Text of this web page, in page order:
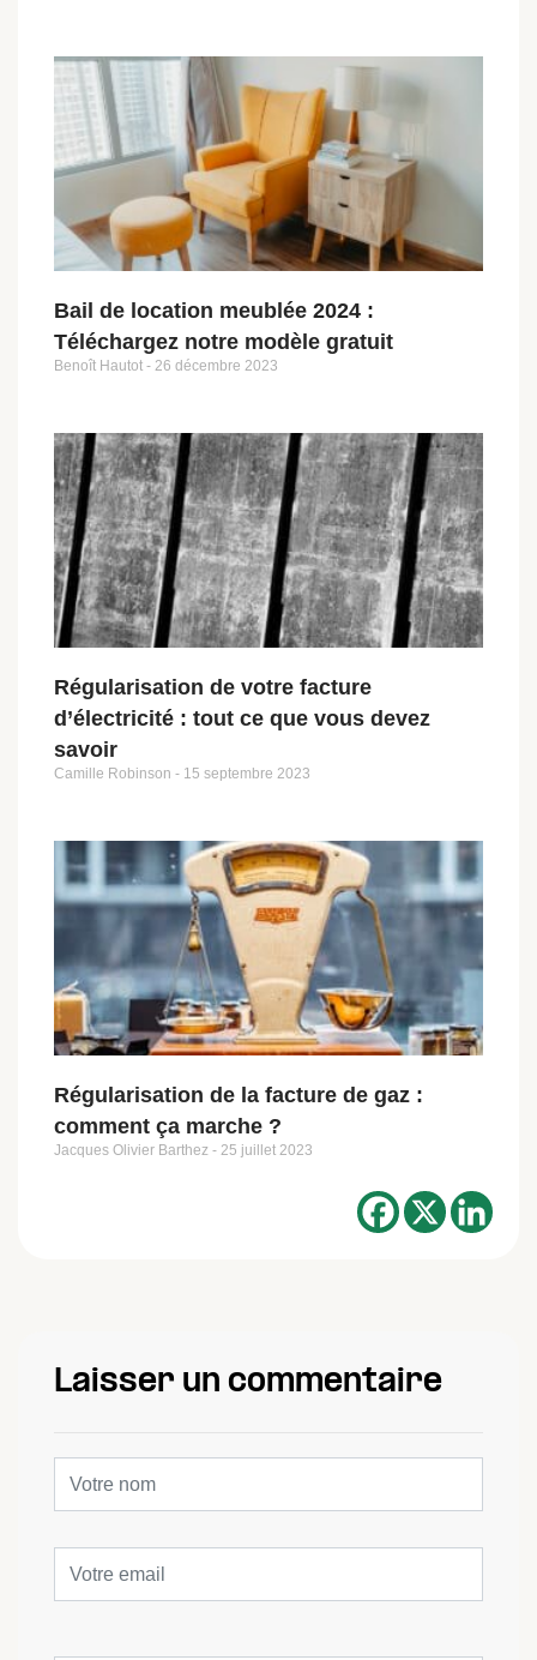
Bail de location meublée 2024 :
Téléchargez notre modèle gratuit
Benoît Hautot 26 décembre 2023
Régularisation de votre facture
d’électricité : tout ce que vous devez
savoir
Camille Robinson 15 septembre 2023
Régularisation de la facture de gaz :
comment ça marche ?
Jacques Olivier Barthez 25 juillet 2023
Laisser un commentaire